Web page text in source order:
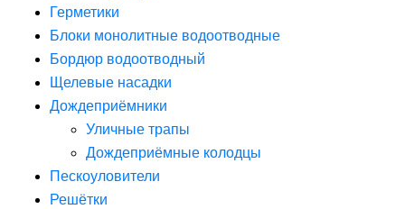
Герметики
Блоки монолитные водоотводные
Бордюр водоотводный
Щелевые насадки
Дождеприёмники
Уличные трапы
Дождеприёмные колодцы
Пескоуловители
Решётки